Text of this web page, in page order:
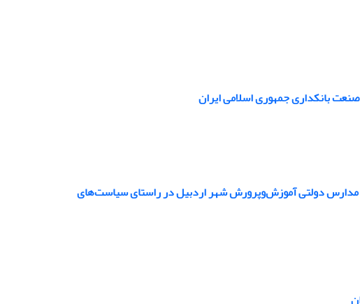
بانکداری جمهوری اسلامی ایران
مدارس دولتی آموزش‌وپرورش شهر اردبیل در راستای سیاست‌های